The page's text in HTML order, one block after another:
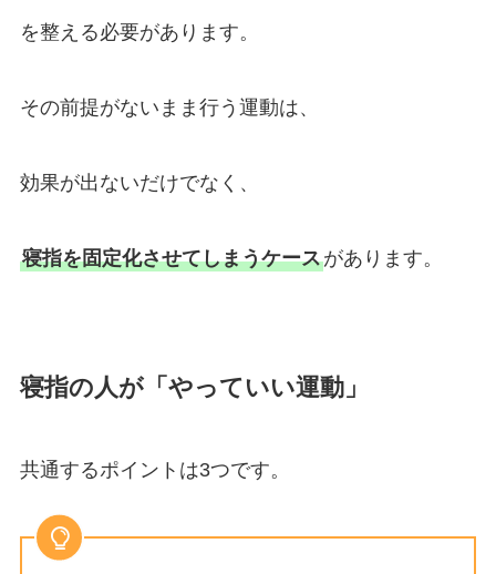
を整える必要があります。
その前提がないまま行う運動は、
効果が出ないだけでなく、
寝指を固定化させてしまうケースがあります。
寝指の人が「やっていい運動」
共通するポイントは3つです。